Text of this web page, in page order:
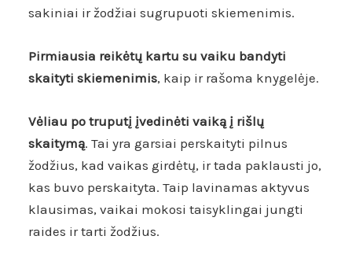
sakiniai ir žodžiai sugrupuoti skiemenimis.
Pirmiausia reikėtų kartu su vaiku bandyti
skaityti skiemenimis, kaip ir rašoma knygelėje.
Vėliau po truputį įvedinėti vaiką į rišlų
skaitymą. Tai yra garsiai perskaityti pilnus
žodžius, kad vaikas girdėtų, ir tada paklausti jo,
kas buvo perskaityta. Taip lavinamas aktyvus
klausimas, vaikai mokosi taisyklingai jungti
raides ir tarti žodžius.